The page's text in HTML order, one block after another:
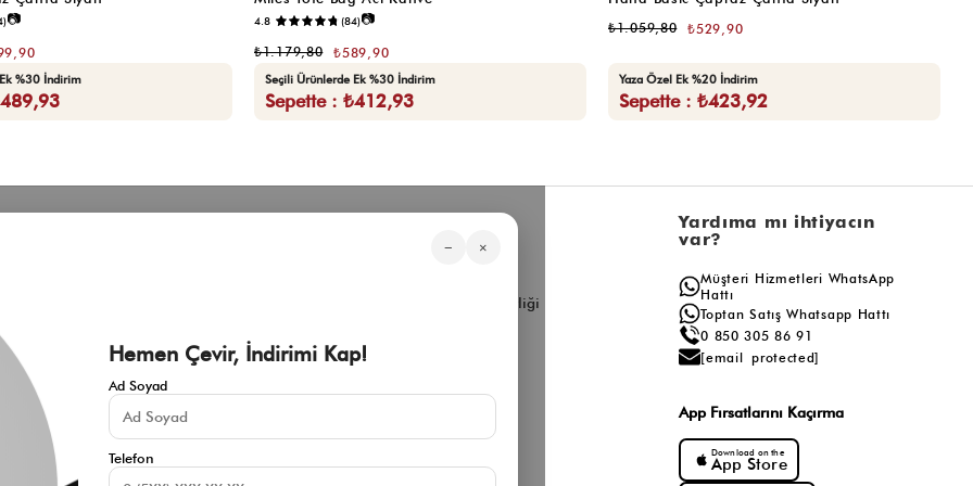
📷
%30 İndirim
4.8 (84)📷
₺589,90
₺1.179,80
Seçili Ürünlerde Ek %30 İndirim
Sepette : ₺412,93
₺529,90
₺1.059,80
Yaza Özel Ek %20 İndirim
Sepette : ₺423,92
Müşteri Hizmetleri
Çerez Politikası
İade ve Değişim Şartları
Mesafeli Satış Sözleşmesi
Gizlilik Politikası
Kurumsal
İnfluencer İş Birliği
Yardıma mı ihtiyacın
var?
Müşteri Hizmetleri WhatsApp
Hattı
Toptan Satış Whatsapp Hattı
0 850 305 86 91
[email protected]
App Fırsatlarını Kaçırma
Download on the
App Store
− ×
Hemen Çevir, İndirimi Kap!
Ad Soyad
Telefon